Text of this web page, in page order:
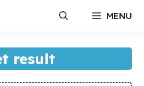
MENU
result